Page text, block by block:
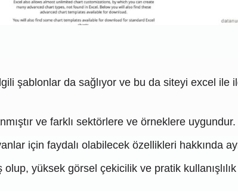
şablonlar da sağlıyor ve bu da siteyi excel
ve farklı sektörlere ve örneklere uygundur.
için faydalı olabilecek özellikleri hakkında
yüksek görsel çekicilik ve pratik